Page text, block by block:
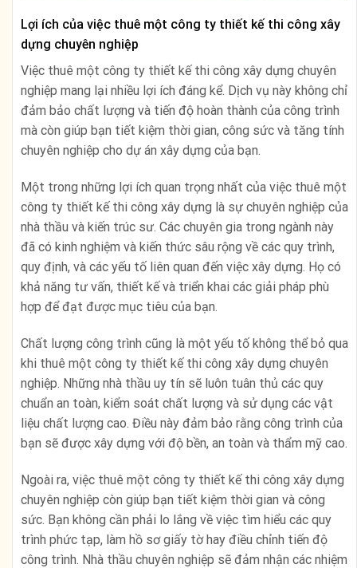
Lợi ích của việc thuê một công ty thiết kế thi công xây
dựng chuyên nghiệp
Việc thuê một công ty thiết kế thi công xây dựng chuyên
nghiệp mang lại nhiều lợi ích đáng kể. Dịch vụ này không chỉ
đảm bảo chất lượng và tiến độ hoàn thành của công trình
mà còn giúp bạn tiết kiệm thời gian, công sức và tăng tính
chuyên nghiệp cho dự án xây dựng của bạn.
Một trong những lợi ích quan trọng nhất của việc thuê một
công ty thiết kế thi công xây dựng là sự chuyên nghiệp của
nhà thầu và kiến trúc sư. Các chuyên gia trong ngành này
đã có kinh nghiệm và kiến thức sâu rộng về các quy trình,
quy định, và các yếu tố liên quan đến việc xây dựng. Họ có
khả năng tư vấn, thiết kế và triển khai các giải pháp phù
hợp để đạt được mục tiêu của bạn.
Chất lượng công trình cũng là một yếu tố không thể bỏ qua
khi thuê một công ty thiết kế thi công xây dựng chuyên
nghiệp. Những nhà thầu uy tín sẽ luôn tuân thủ các quy
chuẩn an toàn, kiểm soát chất lượng và sử dụng các vật
liệu chất lượng cao. Điều này đảm bảo rằng công trình của
bạn sẽ được xây dựng với độ bền, an toàn và thẩm mỹ cao.
Ngoài ra, việc thuê một công ty thiết kế thi công xây dựng
chuyên nghiệp còn giúp bạn tiết kiệm thời gian và công
sức. Bạn không cần phải lo lắng về việc tìm hiểu các quy
trình phức tạp, làm hồ sơ giấy tờ hay điều chỉnh tiến độ
công trình. Nhà thầu chuyên nghiệp sẽ đảm nhận các nhiệm